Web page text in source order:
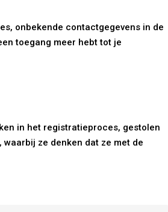
onbekende contactgegevens in de
toegang meer hebt tot je
in het registratieproces, gestolen
ze denken dat ze met de